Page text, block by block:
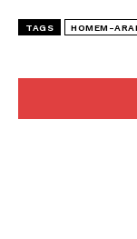
TAGS HOMEM-